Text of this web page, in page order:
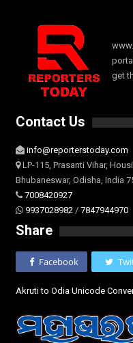
get
Contact Us
info@reporterstoday.com
LP-115, Prasanti Vihar,
Bhubaneswar, Odisha, India
7008420927
9937028982 / 7847944970
Share
Facebook
Akruti to Odia Unicode